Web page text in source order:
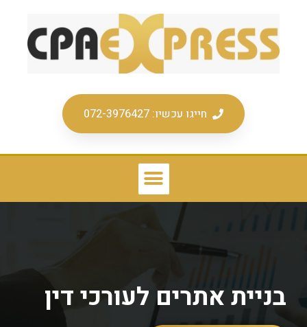
חייגו עכשיו: 072-3976427
בניית אתרים לעורכי דין